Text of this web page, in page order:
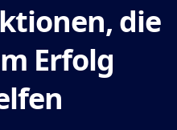
die
Erfolg